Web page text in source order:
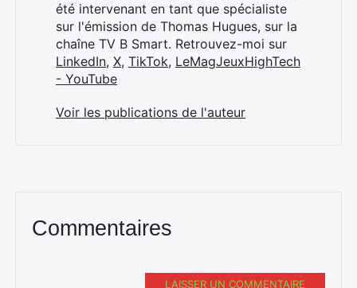
été intervenant en tant que spécialiste
sur l'émission de Thomas Hugues, sur la
chaîne TV B Smart. Retrouvez-moi sur
LinkedIn, X, TikTok, LeMagJeuxHighTech
- YouTube
Voir les publications de l'auteur
Commentaires
LAISSER UN COMMENTAIRE